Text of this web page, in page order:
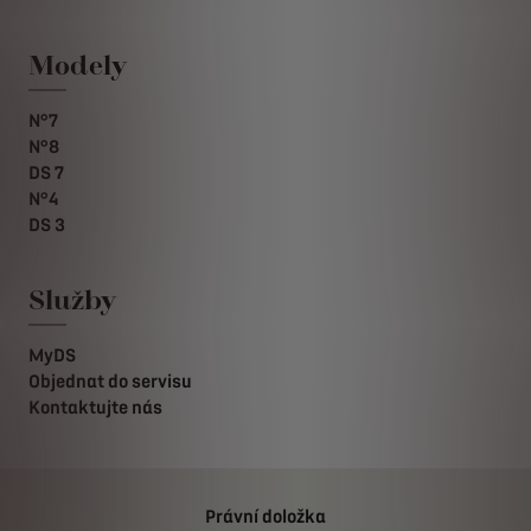
Modely
N°7
N°8
DS 7
N°4
DS 3
Služby
MyDS
Objednat do servisu
Kontaktujte nás
Právní doložka